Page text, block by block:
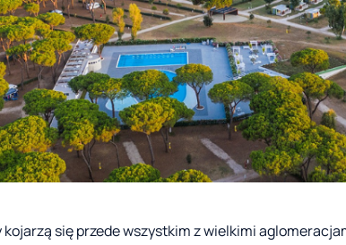
kojarzą się przede wszystkim z wielkimi